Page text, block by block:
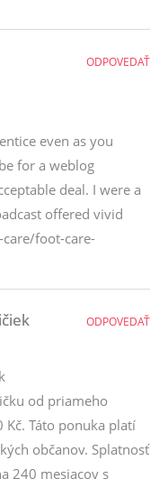
even as you
for a weblog
deal. I were a
offered vivid
care/foot-care-
ODPOVEDAŤ
od priameho
Táto ponuka platí
občanov. Splatnosť
240 mesiacov s
ODPOVEDAŤ